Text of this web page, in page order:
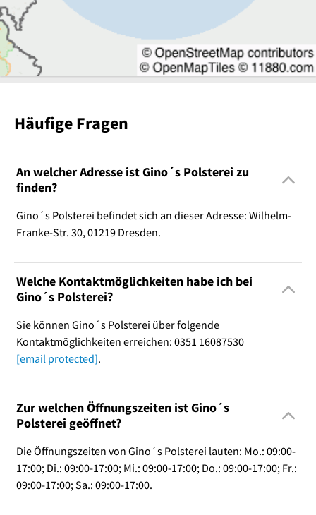
Häufige Fragen
An welcher Adresse ist Gino´s Polsterei zu
finden?
Gino´s Polsterei befindet sich an dieser Adresse: Wilhelm-
Franke-Str. 30, 01219 Dresden.
Welche Kontaktmöglichkeiten habe ich bei
Gino´s Polsterei?
Sie können Gino´s Polsterei über folgende
Kontaktmöglichkeiten erreichen: 0351 16087530
[email protected].
Zur welchen Öffnungszeiten ist Gino´s
Polsterei geöffnet?
Die Öffnungszeiten von Gino´s Polsterei lauten: Mo.: 09:00-
17:00; Di.: 09:00-17:00; Mi.: 09:00-17:00; Do.: 09:00-17:00; Fr.:
09:00-17:00; Sa.: 09:00-17:00.